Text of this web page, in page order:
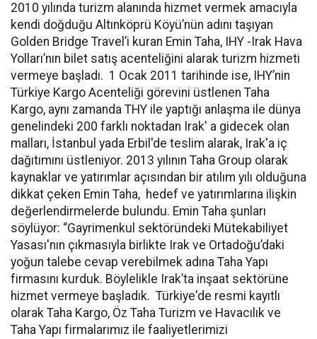
2010 yılında turizm alanında hizmet vermek amacıyla
kendi doğduğu Altınköprü Köyü’nün adını taşıyan
Golden Bridge Travel’i kuran Emin Taha, IHY -Irak Hava
Yolları’nın bilet satış acenteliğini alarak turizm hizmeti
vermeye başladı. 1 Ocak 2011 tarihinde ise, IHY’nin
Türkiye Kargo Acenteliği görevini üstlenen Taha
Kargo, aynı zamanda THY ile yaptığı anlaşma ile dünya
genelindeki 200 farklı noktadan Irak' a gidecek olan
malları, İstanbul yada Erbil'de teslim alarak, Irak'a iç
dağıtımını üstleniyor. 2013 yılının Taha Group olarak
kaynaklar ve yatırımlar açısından bir atılım yılı olduğuna
dikkat çeken Emin Taha, hedef ve yatırımlarına ilişkin
değerlendirmelerde bulundu. Emin Taha şunları
söylüyor: “Gayrimenkul sektöründeki Mütekabiliyet
Yasası'nın çıkmasıyla birlikte Irak ve Ortadoğu’daki
yoğun talebe cevap verebilmek adına Taha Yapı
firmasını kurduk. Böylelikle Irak’ta inşaat sektörüne
hizmet vermeye başladık. Türkiye'de resmi kayıtlı
olarak Taha Kargo, Öz Taha Turizm ve Havacılık ve
Taha Yapı firmalarımız ile faaliyetlerimizi